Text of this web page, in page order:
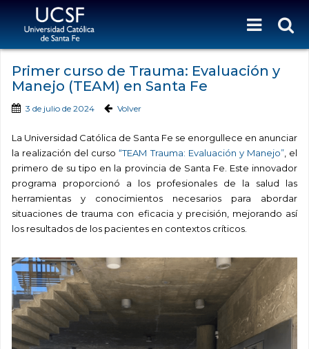
Primer curso de Trauma: Evaluación y
Manejo (TEAM) en Santa Fe
3 de julio de 2024 Volver
La Universidad Católica de Santa Fe se enorgullece en anunciar
la realización del curso“TEAM Trauma: Evaluación y Manejo”, el
primero de su tipo en la provincia de Santa Fe. Este innovador
programa proporcionó a los profesionales de la salud las
herramientas y conocimientos necesarios para abordar
situaciones de trauma con eficacia y precisión, mejorando así
los resultados de los pacientes en contextos críticos.